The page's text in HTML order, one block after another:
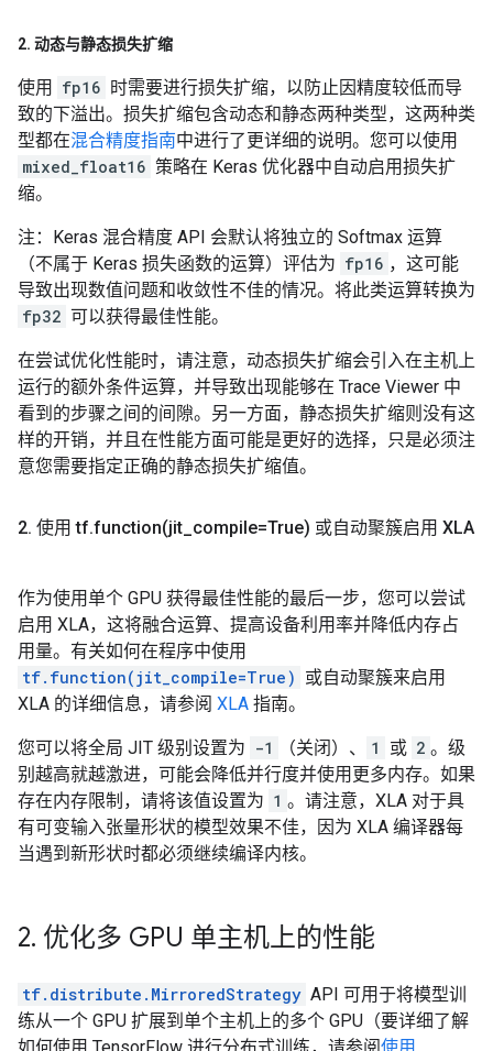
2. 动态与静态损失扩缩
使用 fp16 时需要进行损失扩缩，以防止因精度较低而导
致的下溢出。损失扩缩包含动态和静态两种类型，这两种类
型都在混合精度指南中进行了更详细的说明。您可以使用
mixed_float16 策略在 Keras 优化器中自动启用损失扩
缩。
注：Keras 混合精度 API 会默认将独立的 Softmax 运算
（不属于 Keras 损失函数的运算）评估为 fp16 ，这可能
导致出现数值问题和收敛性不佳的情况。将此类运算转换为
fp32 可以获得最佳性能。
在尝试优化性能时，请注意，动态损失扩缩会引入在主机上
运行的额外条件运算，并导致出现能够在 Trace Viewer 中
看到的步骤之间的间隙。另一方面，静态损失扩缩则没有这
样的开销，并且在性能方面可能是更好的选择，只是必须注
意您需要指定正确的静态损失扩缩值。
2. 使用 tf.function(jit compile=True) 或自动聚簇启用 XLA
作为使用单个 GPU 获得最佳性能的最后一步，您可以尝试
启用 XLA，这将融合运算、提高设备利用率并降低内存占
用量。有关如何在程序中使用
tf.function(jit_compile=True) 或自动聚簇来启用
XLA 的详细信息，请参阅 XLA 指南。
您可以将全局 JIT 级别设置为 -1 （关闭）、 1 或 2 。级
别越高就越激进，可能会降低并行度并使用更多内存。如果
存在内存限制，请将该值设置为 1 。请注意，XLA 对于具
有可变输入张量形状的模型效果不佳，因为 XLA 编译器每
当遇到新形状时都必须继续编译内核。
2. 优化多 GPU 单主机上的性能
tf.distribute.MirroredStrategy API 可用于将模型训
练从一个 GPU 扩展到单个主机上的多个 GPU（要详细了解